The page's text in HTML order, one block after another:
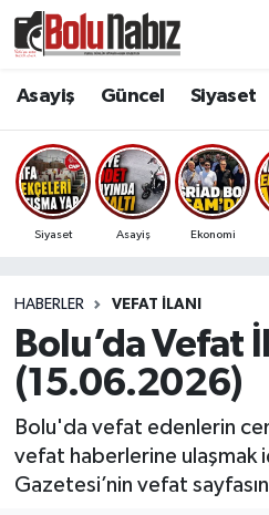
Asayiş Güncel Siyaset
Siyaset Asayiş Ekonomi
HABERLER VEFAT İLANI
Bolu’da Vefat
(15.06.2026)
Bolu'da vefat edenlerin
vefat haberlerine ulaşmak
Gazetesi’nin vefat
Güncel
Bolu Hava Durumu
Bolu Namaz Vakitleri
Süper Lig Puan Durumu
Tüm Manşetler
Son Dakika Haberleri
Haber Arşivi